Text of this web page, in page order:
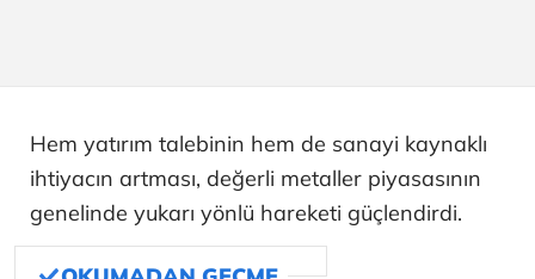
Hem yatırım talebinin hem de sanayi kaynaklı
ihtiyacın artması, değerli metaller piyasasının
genelinde yukarı yönlü hareketi güçlendirdi.